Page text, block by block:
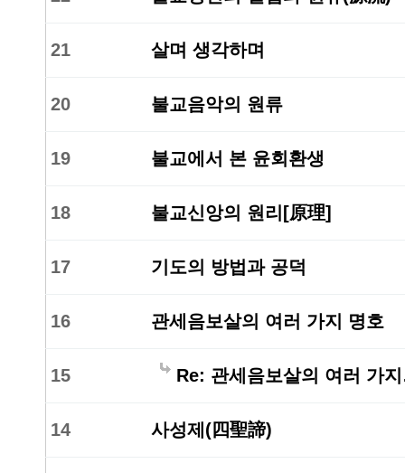
21 살며 생각하며
20 불교음악의 원류
19 불교에서 본 윤회환생
18 불교신앙의 원리[原理]
17 기도의 방법과 공덕
16 관세음보살의 여러 가지 명호
15 Re: 관세음보살의 여러 가
14 사성제(四聖諦)